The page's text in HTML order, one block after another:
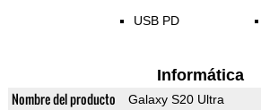
USB PD
Informática
Nombre del producto Galaxy S20 Ultra